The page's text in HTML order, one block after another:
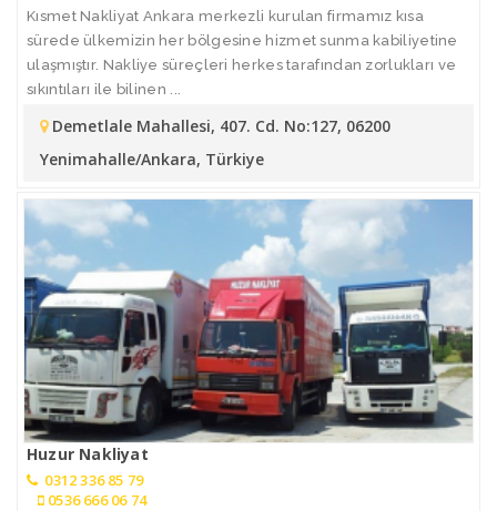
Kısmet Nakliyat Ankara merkezli kurulan firmamız kısa
sürede ülkemizin her bölgesine hizmet sunma kabiliyetine
ulaşmıştır. Nakliye süreçleri herkes tarafından zorlukları ve
sıkıntıları ile bilinen ...
Demetlale Mahallesi, 407. Cd. No:127, 06200
Yenimahalle/Ankara, Türkiye
Huzur Nakliyat
0312 336 85 79
0536 666 06 74